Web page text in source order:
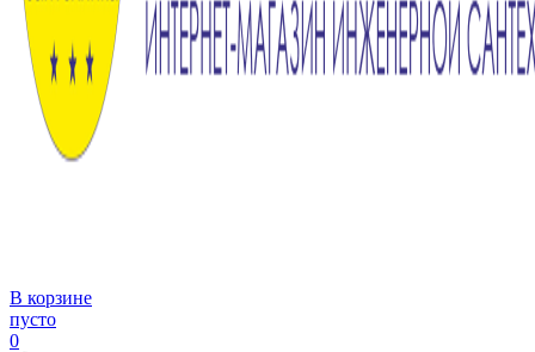
В корзине
пусто
0